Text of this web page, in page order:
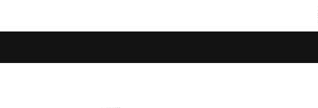
Inhalt